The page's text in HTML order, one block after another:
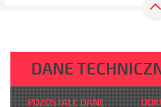
DANE
POZOSTAŁE DANE